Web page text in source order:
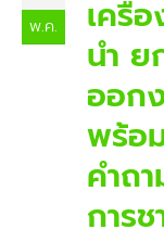
พ.ค.
เครื่
นำ ย
ออก
พร้อ
คำถ
การ